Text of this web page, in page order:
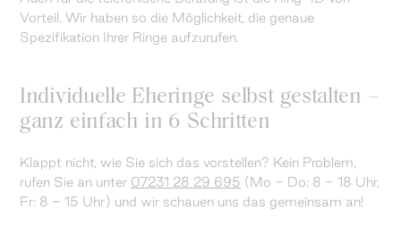
Vorteil. Wir haben so die Möglichkeit, die genaue
Spezifikation Ihrer Ringe aufzurufen.
Individuelle Eheringe selbst gestalten –
ganz einfach in 6 Schritten
Klappt nicht, wie Sie sich das vorstellen? Kein Problem,
rufen Sie an unter 07231 28 29 695 (Mo - Do: 8 - 18 Uhr,
Fr: 8 - 15 Uhr) und wir schauen uns das gemeinsam an!